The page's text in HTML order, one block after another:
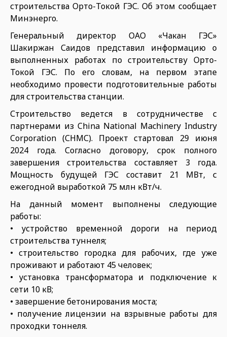
строительства Орто-Токой ГЭС. Об этом сообщает
Минэнерго.
Генеральный директор ОАО «Чакан ГЭС»
Шакиржан Саидов представил информацию о
выполненных работах по строительству Орто-
Токой ГЭС. По его словам, на первом этапе
необходимо провести подготовительные работы
для строительства станции.
Строительство ведется в сотрудничестве с
партнерами из China National Machinery Industry
Corporation (СНМС). Проект стартовал 29 июня
2024 года. Согласно договору, срок полного
завершения строительства составляет 3 года.
Мощность будущей ГЭС составит 21 МВт, с
ежегодной выработкой 75 млн кВт/ч.
На данный момент выполнены следующие
работы:
• устройство временной дороги на период
строительства туннеля;
• строительство городка для рабочих, где уже
проживают и работают 45 человек;
• установка трансформатора и подключение к
сети 10 кВ;
• завершение бетонирования моста;
• получение лицензии на взрывные работы для
проходки тоннеля.